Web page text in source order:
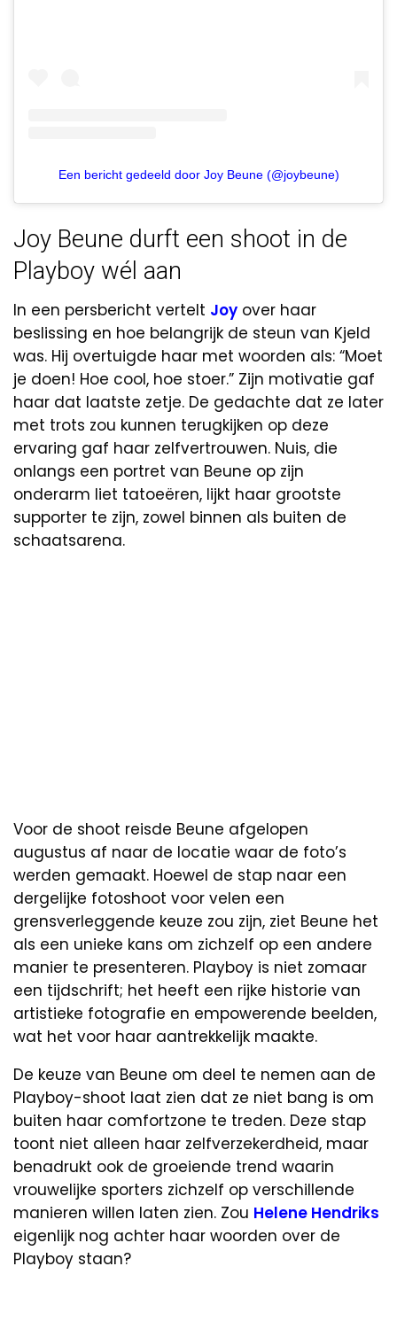
Een bericht gedeeld door Joy Beune (@joybeune)
Joy Beune durft een shoot in de
Playboy wél aan
In een persbericht vertelt Joy over haar
beslissing en hoe belangrijk de steun van Kjeld
was. Hij overtuigde haar met woorden als: “Moet
je doen! Hoe cool, hoe stoer.” Zijn motivatie gaf
haar dat laatste zetje. De gedachte dat ze later
met trots zou kunnen terugkijken op deze
ervaring gaf haar zelfvertrouwen. Nuis, die
onlangs een portret van Beune op zijn
onderarm liet tatoeëren, lijkt haar grootste
supporter te zijn, zowel binnen als buiten de
schaatsarena.
Voor de shoot reisde Beune afgelopen
augustus af naar de locatie waar de foto’s
werden gemaakt. Hoewel de stap naar een
dergelijke fotoshoot voor velen een
grensverleggende keuze zou zijn, ziet Beune het
als een unieke kans om zichzelf op een andere
manier te presenteren. Playboy is niet zomaar
een tijdschrift; het heeft een rijke historie van
artistieke fotografie en empowerende beelden,
wat het voor haar aantrekkelijk maakte.
De keuze van Beune om deel te nemen aan de
Playboy-shoot laat zien dat ze niet bang is om
buiten haar comfortzone te treden. Deze stap
toont niet alleen haar zelfverzekerdheid, maar
benadrukt ook de groeiende trend waarin
vrouwelijke sporters zichzelf op verschillende
manieren willen laten zien. Zou Helene Hendriks
eigenlijk nog achter haar woorden over de
Playboy staan?